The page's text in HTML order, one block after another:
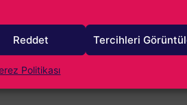
Reddet Tercihleri
Politikası